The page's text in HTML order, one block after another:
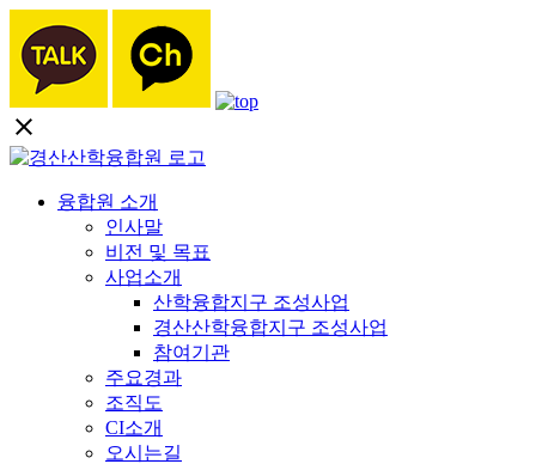
close
융합원 소개
인사말
비전 및 목표
사업소개
산학융합지구 조성사업
경산산학융합지구 조성사업
참여기관
주요경과
조직도
CI소개
오시는길